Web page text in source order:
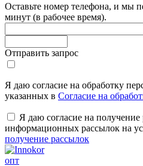
Оставьте номер телефона, и мы
минут (в рабочее время).
Отправить запрос
Я даю согласие на обработку
указанных в Согласие на
Я даю согласие на
информационных рассылок на
получение рассылок
опт